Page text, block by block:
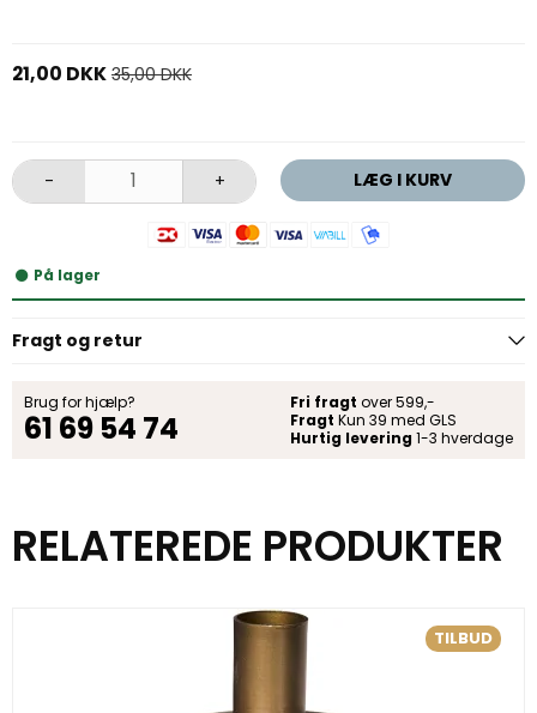
21,00 DKK 35,00 DKK
- + LÆG I KURV
På lager
Fragt og retur
Brug for hjælp?
61 69 54 74
Fri fragt over 599,-
Fragt Kun 39 med GLS
Hurtig levering 1-3 hverdage
RELATEREDE PRODUKTER
TILBUD